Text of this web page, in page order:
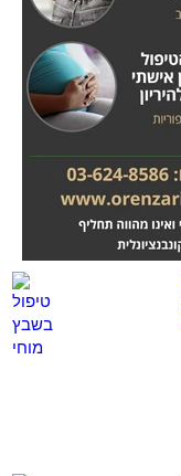
טיפול בשבץ מוחי
לחץ
כאן